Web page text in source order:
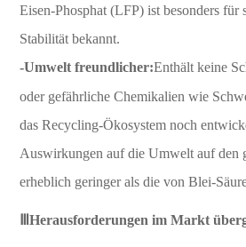
Eisen-Phosphat (LFP) ist besonders für
Stabilität bekannt.
-Umwelt freundlicher:Enthält keine
oder gefährliche Chemikalien wie
das Recycling-Ökosystem noch
Auswirkungen auf die Umwelt auf den
erheblich geringer als die von Blei-
ⅢHerausforderungen im Markt